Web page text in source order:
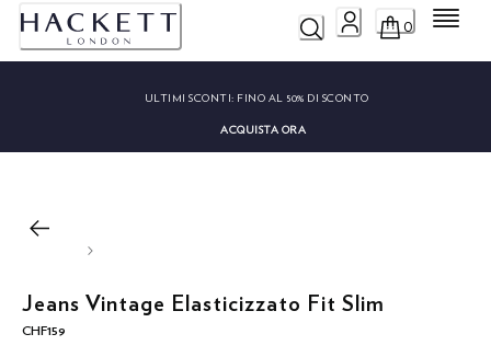
0 Menu
ULTIMI SCONTI: FINO AL 50% DI SCONTO
ACQUISTA ORA
Jeans Vintage Elasticizzato Fit Slim
CHF159
current price CHF159